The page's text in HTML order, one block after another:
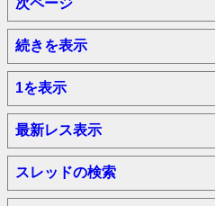
次ページ
続きを表示
1を表示
最新レス表示
スレッドの検索